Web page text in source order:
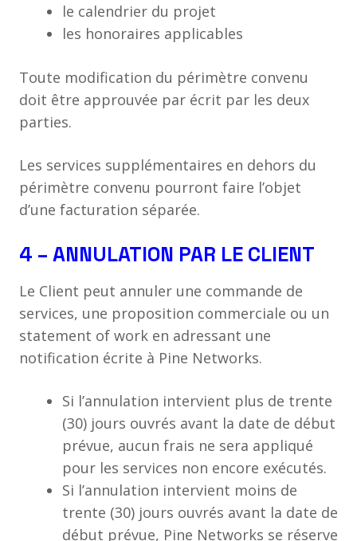
le calendrier du projet
les honoraires applicables
Toute modification du périmètre convenu
doit être approuvée par écrit par les deux
parties.
Les services supplémentaires en dehors du
périmètre convenu pourront faire l’objet
d’une facturation séparée.
4 – ANNULATION PAR LE CLIENT
Le Client peut annuler une commande de
services, une proposition commerciale ou un
statement of work en adressant une
notification écrite à Pine Networks.
Si l’annulation intervient plus de trente
(30) jours ouvrés avant la date de début
prévue, aucun frais ne sera appliqué
pour les services non encore exécutés.
Si l’annulation intervient moins de
trente (30) jours ouvrés avant la date de
début prévue, Pine Networks se réserve